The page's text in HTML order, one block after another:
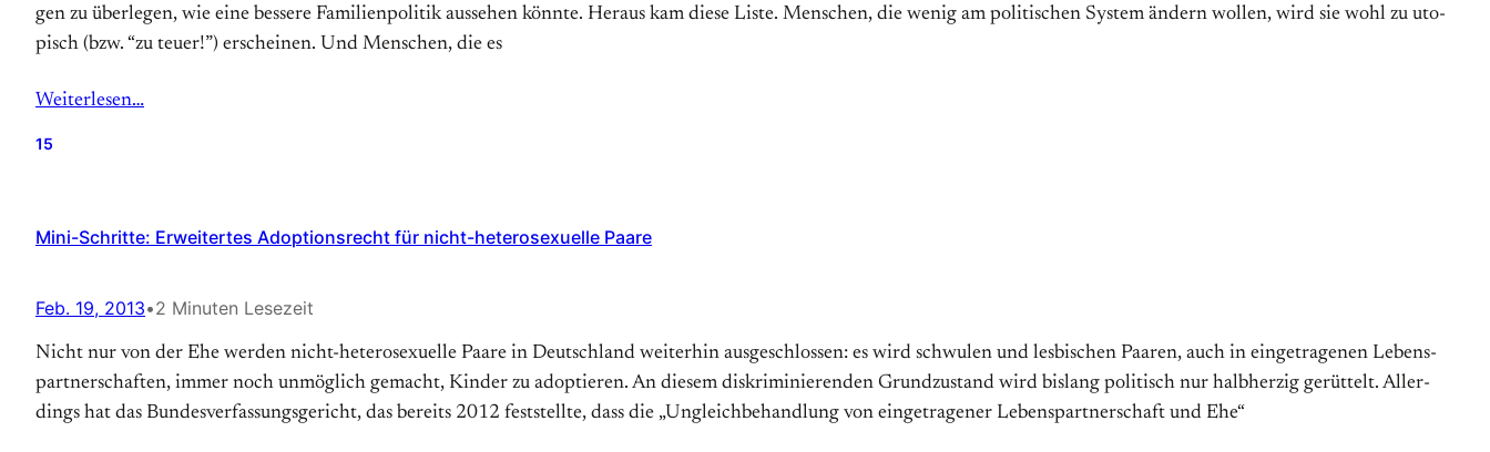
gen zu über­legen, wie eine bessere Familien­politik aus­sehen kön­nte. Heraus kam diese Liste. Menschen, die wenig am poli­tischen System ändern wol­len, wird sie wohl zu uto­
pisch (bzw. “zu teuer!”) er­scheinen. Und Menschen, die es
Weiterlesen…
15
Mini-Schritte: Erweitertes Adoptionsrecht für nicht-heterosexuelle Paare
Feb. 19, 2013•2 Minuten Lesezeit
Nicht nur von der Ehe werden nicht-hetero­sexuelle Paare in Deutsch­land weiter­hin aus­ge­schlos­sen: es wird schwulen und les­bi­schen Paaren, auch in ein­ge­tra­gen­en Le­bens­
part­ner­schaf­ten, immer noch un­mög­lich ge­macht, Kinder zu adop­tieren. An diesem dis­kri­mi­nieren­den Grund­zu­stand wird bis­lang poli­tisch nur halb­her­zig ge­rüttelt. Aller­
dings hat das Bun­des­ver­fas­sungs­ge­richt, das bereits 2012 fest­stellte, dass die „Un­gleich­be­hand­lung von ein­ge­tra­gener Le­bens­part­ner­schaft und Ehe“